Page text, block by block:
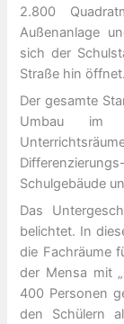
2.800
Außenanlage
sich der
Straße hin öffnet.
Der gesamte
Umbau im
Schulgebäude
Das
belichtet. In
die Fachräume
der Mensa mit
400 Personen
den Schülern